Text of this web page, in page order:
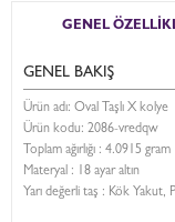
GENEL
GENEL BAKIŞ
Ürün adı: Oval Taşlı X kolye
Ürün kodu: 2086-vredqw
Toplam ağırlığı : 4.0915 gram
Materyal : 18 ayar altın
Yarı değerli taş : Kök Yakut,